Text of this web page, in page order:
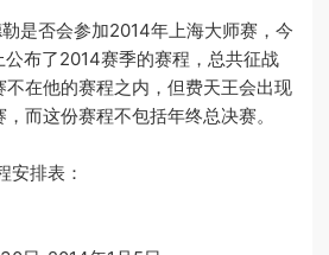
是否会参加2014年上海大师赛，今
布了2014赛季的赛程，总共征战
不在他的赛程之内，但费天王会出现
而这份赛程不包括年终总决赛。
安排表：